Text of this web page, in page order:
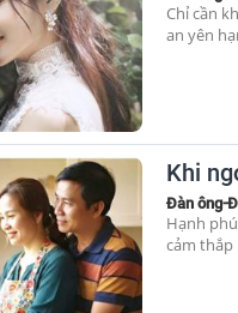
Chỉ cần
an yên
Khi
Đàn ông-
Hạnh
cảm